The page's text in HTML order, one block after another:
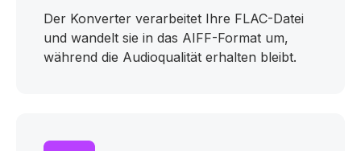
Der Konverter verarbeitet Ihre FLAC-Datei
und wandelt sie in das AIFF-Format um,
während die Audioqualität erhalten bleibt.